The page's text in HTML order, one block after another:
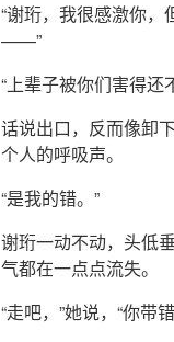
“谢珩，我很感激你，
——”
“上辈子被你们害得还
话说出口，反而像卸
个人的呼吸声。
“是我的错。”
谢珩一动不动，头低
气都在一点点流失。
“走吧，”她说，“你带